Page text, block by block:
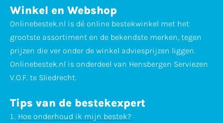
Winkel en Webshop
Onlinebestek.nl is dé online bestekwinkel met het
grootste assortiment en de bekendste merken, tegen
prijzen die ver onder de winkel adviesprijzen liggen.
Onlinebestek.nl is onderdeel van Hensbergen Serviezen
V.O.F. te Sliedrecht.
Tips van de bestekexpert
Hoe onderhoud ik mijn bestek?